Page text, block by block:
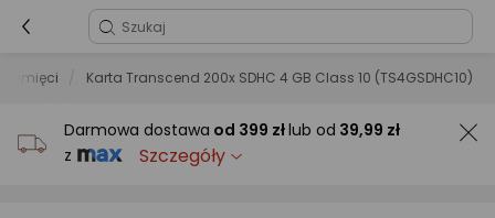
pamięci Karta Transcend 200x SDHC 4 GB Class 10 (TS4GSDHC10)
Darmowa dostawa od 399 złlub od 39,99 zł
z
Szczegóły